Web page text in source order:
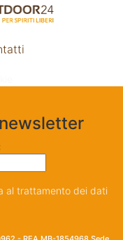
al trattamento dei dati